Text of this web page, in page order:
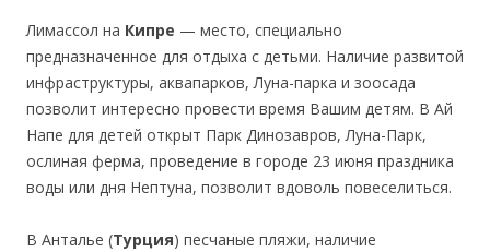
Лимассол на Кипре — место, специально
предназначенное для отдыха с детьми. Наличие развитой
инфраструктуры, аквапарков, Луна-парка и зоосада
позволит интересно провести время Вашим детям. В Ай
Напе для детей открыт Парк Динозавров, Луна-Парк,
ослиная ферма, проведение в городе 23 июня праздника
воды или дня Нептуна, позволит вдоволь повеселиться.
В Анталье (Турция) песчаные пляжи, наличие